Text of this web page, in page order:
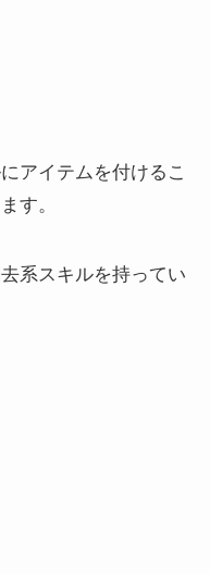
アイテムを付けるこ
す。
系スキルを持ってい